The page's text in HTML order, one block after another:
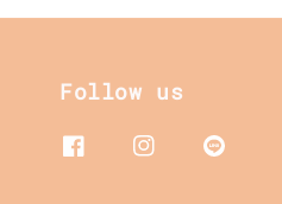
Follow us